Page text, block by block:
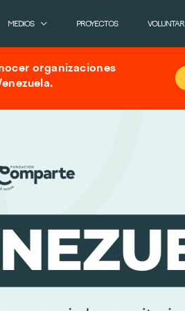
MEDIOS PROYECTOS
organizaciones